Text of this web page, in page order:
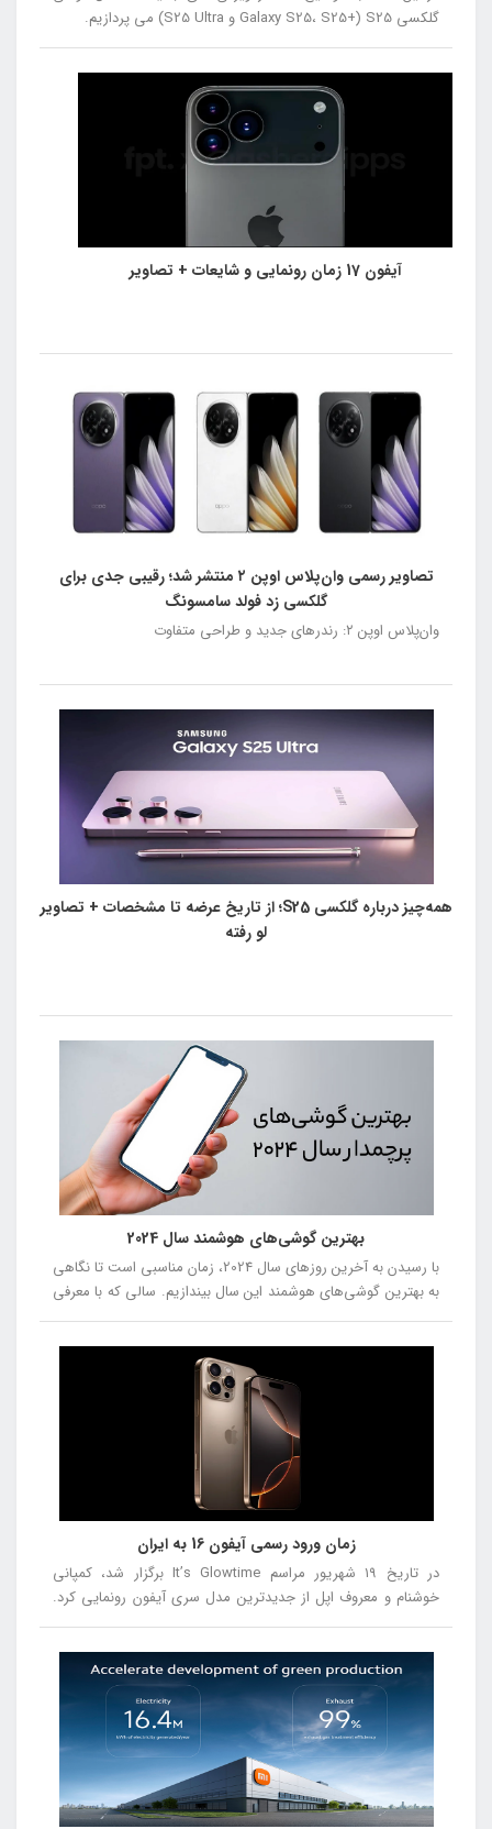
گلکسی S25 (+Galaxy S25، S25 و S25 Ultra) می پردازیم.
آیفون 17 زمان رونمایی و شایعات + تصاویر
تصاویر رسمی وان‌پلاس اوپن ۲ منتشر شد؛ رقیبی جدی برای
گلکسی زد فولد سامسونگ
وان‌پلاس اوپن ۲: رندرهای جدید و طراحی متفاوت
همه‌چیز درباره گلکسی S25؛ از تاریخ عرضه تا مشخصات + تصاویر
لو رفته
بهترین گوشی‌های هوشمند سال 2024
با رسیدن به آخرین روزهای سال 2024، زمان مناسبی است تا نگاهی
به بهترین گوشی‌های هوشمند این سال بیندازیم. سالی که با معرفی
مدل‌های جدید و نوآورانه، دنیای فناوری را تحت تأثیر قرار داد. از
دستگاه‌هایی با عملکرد بی‌نظیر، این سال با رقابت سختی بین
برندهای مختلف همراه بود. در این مقاله، بهترین گوشی‌های سال
2024 را از شماره 5 تا شماره 1 معرفی خواهیم کرد، تا شما بتوانید با
توجه به نقاط قوت و ضعف هر مدل، انتخاب بهتری داشته باشید.
زمان ورود رسمی آیفون 16 به ایران
در تاریخ ۱۹ شهریور مراسم It’s Glowtime برگزار شد، کمپانی
خوشنام و معروف اپل از جدیدترین مدل سری آیفون رونمایی کرد.
در این مراسم از آیفون ۱۶، آیفون ۱۶ پلاس، آیفون ۱۶ پرو و آیفون ۱۶